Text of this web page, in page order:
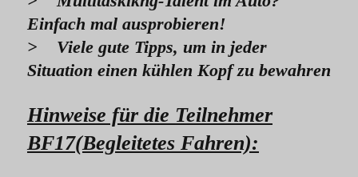
Einfach mal ausprobieren!
> Viele gute Tipps, um in jeder
Situation einen kühlen Kopf zu bewahren
Hinweise für die Teilnehmer
BF17(Begleitetes Fahren):